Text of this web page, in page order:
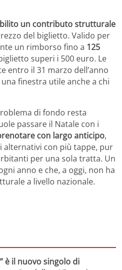
un contributo strutturale
del biglietto. Valido per
un rimborso fino a 125
superi i 500 euro. Le
entro il 31 marzo dell’anno
finestra utile anche a chi
di fondo resta
passare il Natale con i
con largo anticipo,
alternativi con più tappe, pur
per una sola tratta. Un
anno e che, a oggi, non ha
a livello nazionale.
è il nuovo singolo di